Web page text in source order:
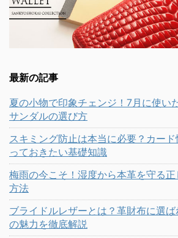
最新の記事
夏の小物で印象チェンジ！7月に使い
サンダルの選び方
スキミング防止は本当に必要？カー
っておきたい基礎知識
梅雨の今こそ！湿度から本革を守る
方法
ブライドルレザーとは？革財布に選
の魅力を徹底解説